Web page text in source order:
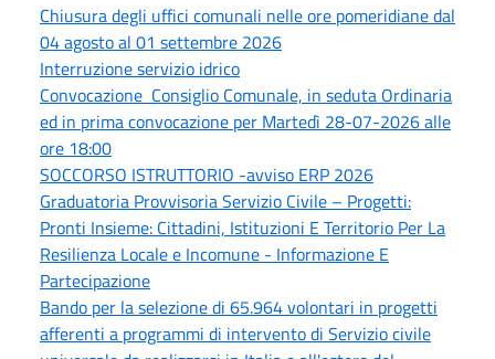
Chiusura degli uffici comunali nelle ore pomeridiane dal
04 agosto al 01 settembre 2026
Interruzione servizio idrico
Convocazione Consiglio Comunale, in seduta Ordinaria
ed in prima convocazione per Martedì 28-07-2026 alle
ore 18:00
SOCCORSO ISTRUTTORIO -avviso ERP 2026
Graduatoria Provvisoria Servizio Civile – Progetti:
Pronti Insieme: Cittadini, Istituzioni E Territorio Per La
Resilienza Locale e Incomune - Informazione E
Partecipazione
Bando per la selezione di 65.964 volontari in progetti
afferenti a programmi di intervento di Servizio civile